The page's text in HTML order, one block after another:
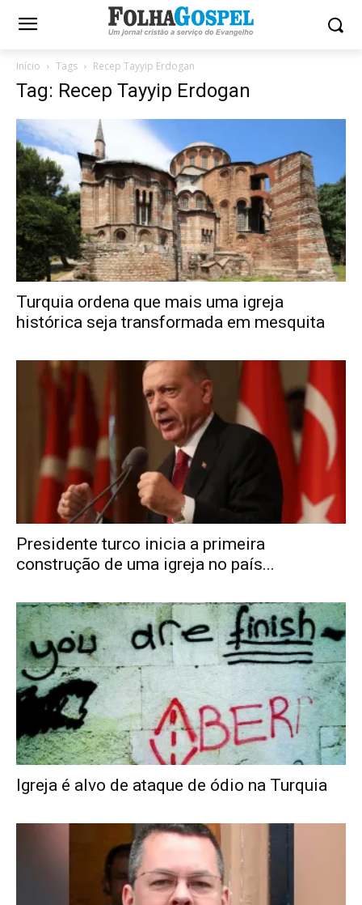
Início Tags Recep Tayyip Erdogan
Tag: Recep Tayyip Erdogan
Turquia ordena que mais uma igreja
histórica seja transformada em mesquita
Presidente turco inicia a primeira
construção de uma igreja no país...
Igreja é alvo de ataque de ódio na Turquia